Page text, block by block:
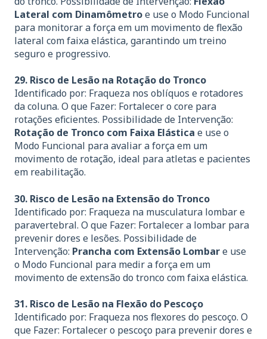
Lateral com Dinamômetroe use o Modo Funcional
para monitorar a força em um movimento de flexão
lateral com faixa elástica, garantindo um treino
seguro e progressivo.
29. Risco de Lesão na Rotação do Tronco
Identificado por: Fraqueza nos oblíquos e rotadores
da coluna. O que Fazer: Fortalecer o core para
rotações eficientes. Possibilidade de Intervenção:
Rotação de Tronco com Faixa Elástica e use o
Modo Funcional para avaliar a força em um
movimento de rotação, ideal para atletas e pacientes
em reabilitação.
30. Risco de Lesão na Extensão do Tronco
Identificado por: Fraqueza na musculatura lombar e
paravertebral. O que Fazer: Fortalecer a lombar para
prevenir dores e lesões. Possibilidade de
Intervenção: Prancha com Extensão Lombare use
o Modo Funcional para medir a força em um
movimento de extensão do tronco com faixa elástica.
31. Risco de Lesão na Flexão do Pescoço
Identificado por: Fraqueza nos flexores do pescoço. O
que Fazer: Fortalecer o pescoço para prevenir dores e